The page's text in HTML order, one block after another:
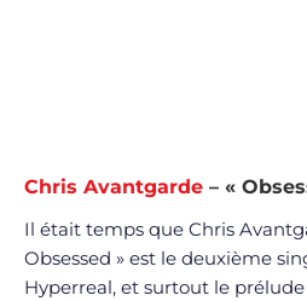
Chris Avantgarde – «
Il était temps que Chris
Obsessed » est le deuxième
Hyperreal, et surtout le